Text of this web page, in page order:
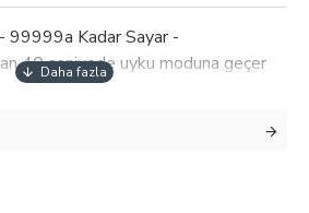
99999a Kadar Sayar -
40 saniyede uyku moduna geçer
Parmağa Yüzük Gibi Takılarak